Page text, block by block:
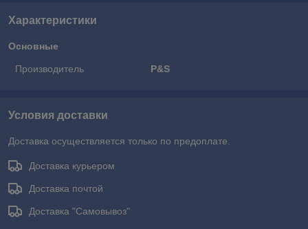
Характеристики
Основные
Производитель P&S
Условия доставки
Доставка осуществляется только по предоплате.
Доставка курьером
Доставка почтой
Доставка "Самовывоз"